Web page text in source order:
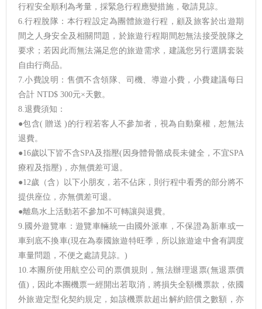
行程安全順利為考量，採緊急行程應變措施，敬請見諒。
6.行程脫隊：本行程設定為團體旅遊行程，顧及旅客於出遊期
間之人身安全及相關問題，於旅遊行程期間恕無法接受脫隊之
要求；若因此而無法滿足您的旅遊需求，建議您另行選購套裝
自由行商品。
7.小費說明：售價不含領隊、司機、導遊小費，小費建議每日
合計 NTD$ 300元×天數。
8.退費須知：
●包含( 贈送 )的行程若客人不參加者，視為自動棄權，恕無法
退費。
●16歲以下皆不含SPA及指壓(因身體骨骼成長未健全，不宜SPA
療程及指壓)，亦無價差可退。
●12歲（含）以下小朋友，若不佔床，則行程中看秀的部分將不
提供座位，亦無價差可退。
●離島水上活動若不參加不可轉讓與退費。
9.國外遊覽車：遊覽車輛統一由國外派車，不保證為新車或一
車到底不換車(現在為泰國旅遊特旺季，所以旅遊途中會有調度
車量問題，不便之處請見諒。)
10.本團所使用航空公司的票價規則，無法辦理退票(無退票價
值)，因此本團機票一經開出若取消，將損失全額機票款，依國
外旅遊定型化契約規定，如該機票款超出解約賠償之數額，亦